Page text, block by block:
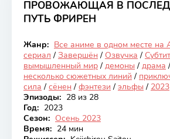
ПРОВОЖАЮЩАЯ В
ПУТЬ ФРИРЕН
Закончен
Жанр: Все аниме в одном месте на
сериал / Завершён / Озвучка /
вымышленный мир / демоны / драма /
несколько сюжетных линий /
сила / сёнен / фэнтези / эльфы / 2023
Эпизоды: 28 из 28
Год: 2023
Сезон: Осень 2023
Время: 24 мин